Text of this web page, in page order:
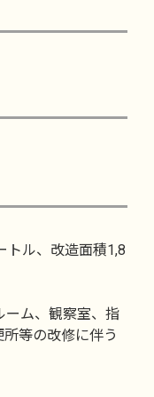
トル、改造面積1,8
ーム、観察室、指
等の改修に伴う